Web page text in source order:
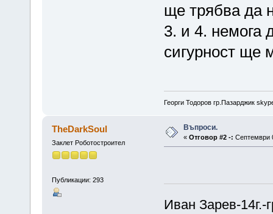
ще трябва да
3. и 4. немога
сигурност ще
Георги Тодоров гр.Пазарджик
TheDarkSoul
Заклет Роботостроител
Публикации: 293
Въпроси.
« Отговор #2 -: Септември
Иван Зарев-14г.-